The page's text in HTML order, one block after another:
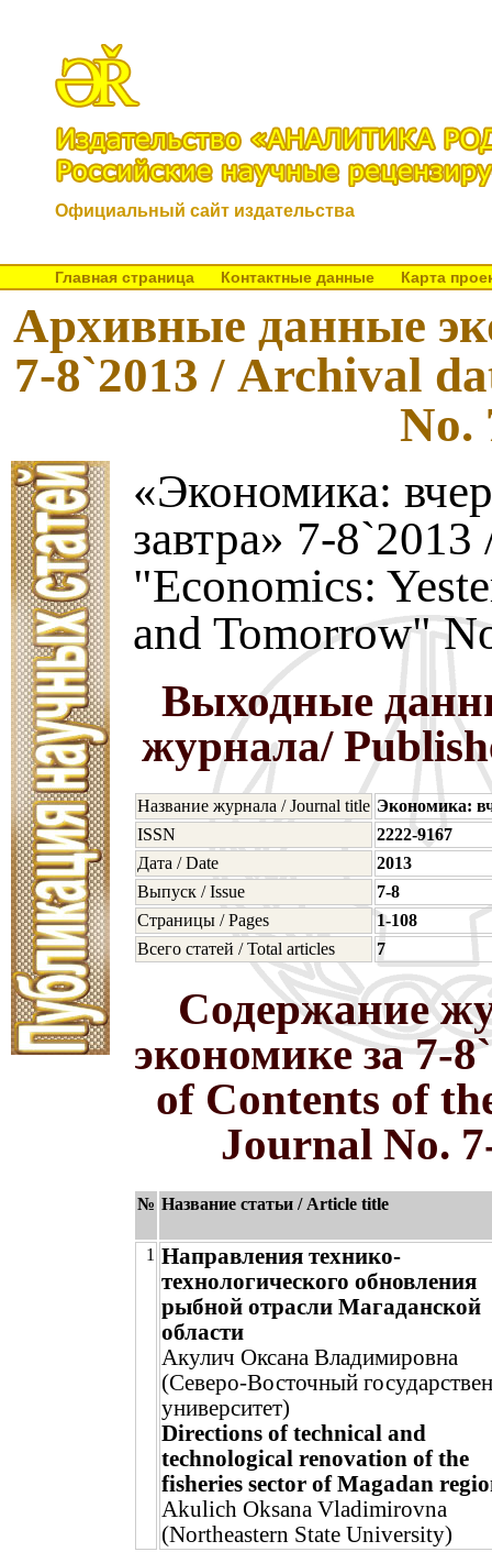
Официальный сайт издательства
Главная страница Контактные данные Карта
Архивные данные
7-8`2013 / Archival
No.
«Экономика:
завтра» 7-8`2013
"Economics:
and Tomorrow"
Выходные
журнала/
Название журнала / Journal title Экономика:
ISSN
2222-9167
Дата / Date
2013
Выпуск / Issue
7-8
Страницы / Pages
1-108
Всего статей / Total articles
7
Содержание
экономике за 7-
of Contents of
Journal No.
№ Название статьи / Article title
1 Направления технико-
технологического обновления
рыбной отрасли Магаданской
области
Акулич Оксана Владимировна
(Северо-Восточный
университет)
Directions of technical and
technological renovation of the
fisheries sector of Magadan
Akulich Oksana Vladimirovna
(Northeastern State University)